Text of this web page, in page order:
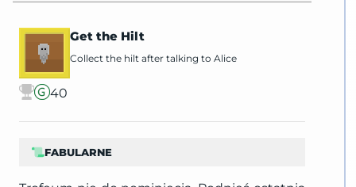
40
Get the Hilt
Collect the hilt after talking to Alice
FABULARNE